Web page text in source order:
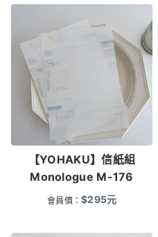
【YOHAKU】信紙組
Monologue M-176
會員價：$295元